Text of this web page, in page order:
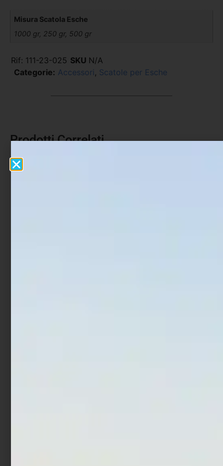
Misura Scatola Esche
1000 gr, 250 gr, 500 gr
Rif: 111-23-025 SKU N/A
Categorie: Accessori , Scatole per Esche
Prodotti Correlati